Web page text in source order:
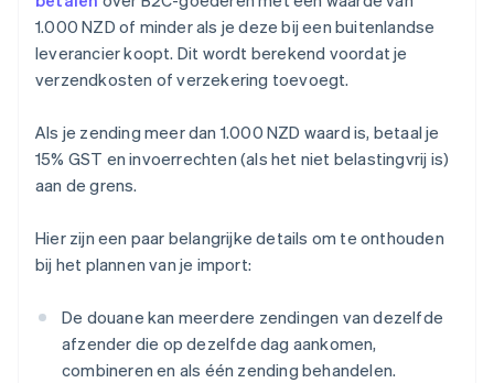
1.000 NZD of minder als je deze bij een buitenlandse
leverancier koopt. Dit wordt berekend voordat je
verzendkosten of verzekering toevoegt.
Als je zending meer dan 1.000 NZD waard is, betaal je
15% GST en invoerrechten (als het niet belastingvrij is)
aan de grens.
Hier zijn een paar belangrijke details om te onthouden
bij het plannen van je import:
De douane kan meerdere zendingen van dezelfde
afzender die op dezelfde dag aankomen,
combineren en als één zending behandelen.